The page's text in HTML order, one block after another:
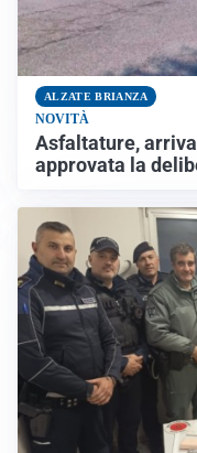
ALZATE BRIANZA
NOVITÀ
Asfaltature,
approvata la